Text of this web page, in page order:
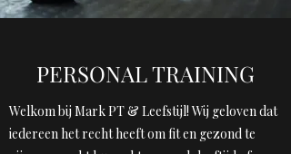
PERSONAL TRAINING
Welkom bij Mark PT & Leefstijl! Wij geloven dat
iedereen het recht heeft om fit en gezond te